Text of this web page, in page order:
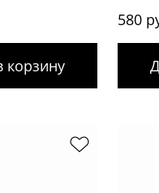
корзину
580